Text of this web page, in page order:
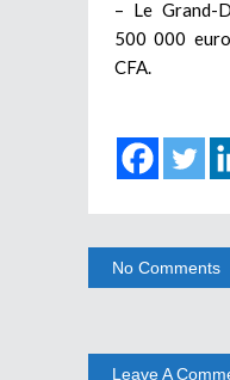
– Le Grand-
500 000
CFA.
No Comments
Leave A